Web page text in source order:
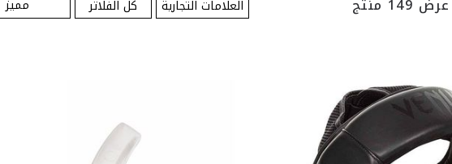
العلامات التجارية كل الفلاتر